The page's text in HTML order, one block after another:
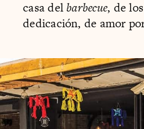
casa delbarbecue, de
dedicación, de amor